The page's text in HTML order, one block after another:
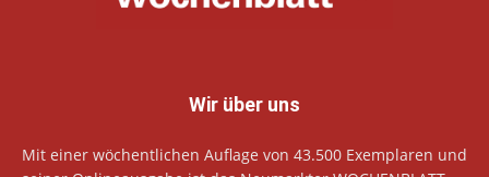
Wir über uns
Mit einer wöchentlichen Auflage von 43.500 Exemplaren und